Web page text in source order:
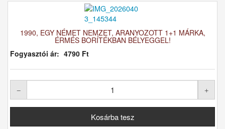
1990, EGY NÉMET NEMZET, ARANYOZOTT 1+1 MÁRKA,
ÉRMÉS BORÍTÉKBAN BÉLYEGGEL!
Fogyasztói ár: 4790 Ft